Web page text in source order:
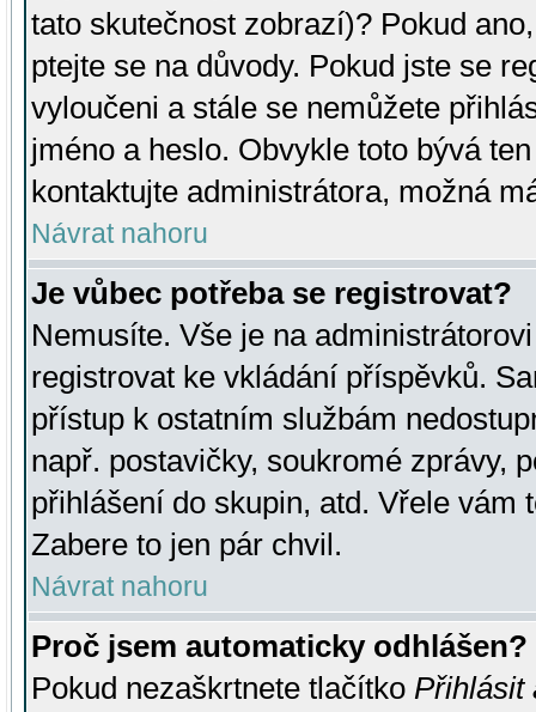
tato skutečnost zobrazí)? Pokud
ptejte se na důvody. Pokud jste se
vyloučeni a stále se nemůžete
jméno a heslo. Obvykle toto bývá
kontaktujte administrátora, možná
Návrat nahoru
Je vůbec potřeba se registrovat?
Nemusíte. Vše je na
registrovat ke vkládání příspěvků.
přístup k ostatním službám
např. postavičky, soukromé zprávy,
přihlášení do skupin, atd. Vřele vám
Zabere to jen pár chvil.
Návrat nahoru
Proč jsem automaticky odhlášen?
Pokud nezaškrtnete tlačítko Přihlásit